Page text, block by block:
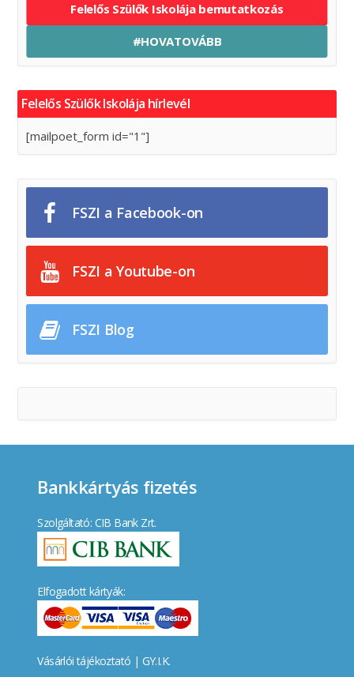
Felelős Szülők Iskolája bemutatkozás
#HOVATOVÁBB
Felelős Szülők Iskolája hírlevél
[mailpoet_form id="1"]
FSZI a Facebook-on
FSZI a Youtube-on
FSZI Blog
Bankkártyás fizetés
Szolgáltató: CIB Bank Zrt.
Elfogadott kártyák:
Vásárlói tájékoztató | GY.I.K.